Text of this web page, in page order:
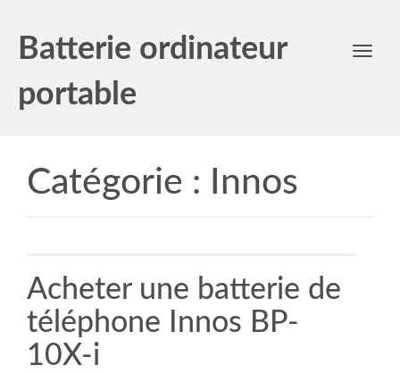
Batterie ordinateur
portable
Toggle
Catégorie : Innos
Acheter une batterie de
téléphone Innos BP-
10X-i